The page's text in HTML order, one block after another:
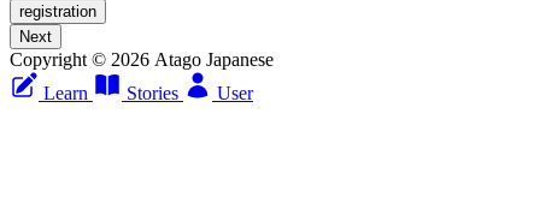
registration
Next
Copyright © 2026 Atago Japanese
Learn
Stories User